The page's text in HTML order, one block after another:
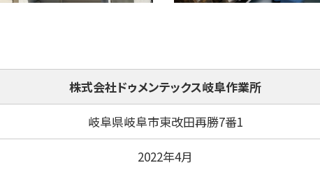
株式会社ドゥメンテックス岐阜作業所
岐阜県岐阜市東改田再勝7番1
2022年4月